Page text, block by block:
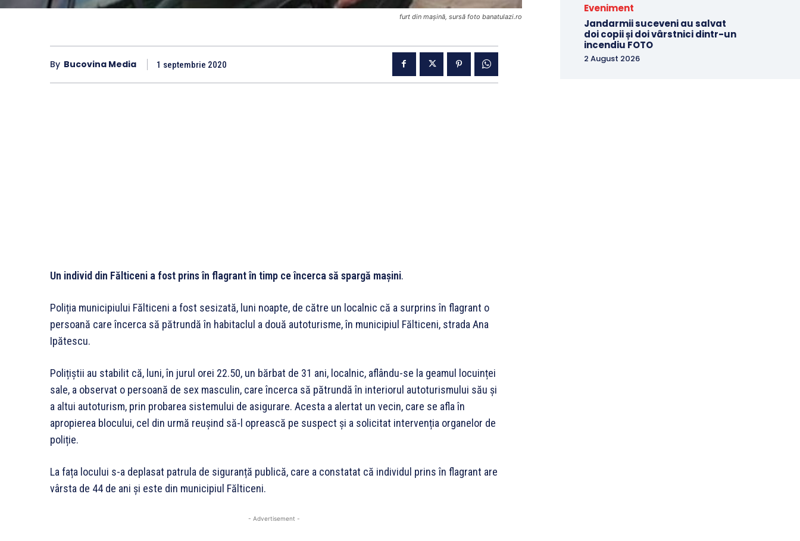
furt din mașină, sursă foto banatulazi.ro
By Bucovina Media 1 septembrie 2020
Un individ din Fălticeni a fost prins în flagrant în timp ce încerca să spargă mașini.
Poliția municipiului Fălticeni a fost sesizată, luni noapte, de către un localnic că a surprins în flagrant o
persoană care încerca să pătrundă în habitaclul a două autoturisme, în municipiul Fălticeni, strada Ana
Ipătescu.
Polițiștii au stabilit că, luni, în jurul orei 22.50, un bărbat de 31 ani, localnic, aflându-se la geamul locuinței
sale, a observat o persoană de sex masculin, care încerca să pătrundă în interiorul autoturismului său și
a altui autoturism, prin probarea sistemului de asigurare. Acesta a alertat un vecin, care se afla în
apropierea blocului, cel din urmă reușind să-l oprească pe suspect și a solicitat intervenția organelor de
poliție.
La fața locului s-a deplasat patrula de siguranță publică, care a constatat că individul prins în flagrant are
vârsta de 44 de ani și este din municipiul Fălticeni.
- Advertisement -
Eveniment
Jandarmii suceveni au salvat
doi copii și doi vârstnici dintr-un
incendiu FOTO
2 August 2026